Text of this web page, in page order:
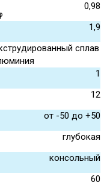
0,98
1,9
сплав
1
12
от -50 до +50
глубокая
консольный
60